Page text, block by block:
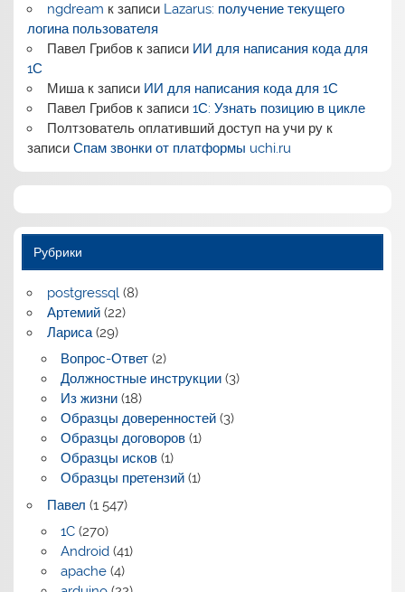
ngdream к записи Lazarus: получение текущего
логина пользователя
Павел Грибовк записи ИИ для написания кода для
1С
Мишак записи ИИ для написания кода для 1С
Павел Грибовк записи 1С: Узнать позицию в цикле
Полтзователь оплативший доступ на учи рук
записиСпам звонки от платформы uchi.ru
Рубрики
postgressql(8)
Артемий(22)
Лариса(29)
Вопрос-Ответ(2)
Должностные инструкции(3)
Из жизни(18)
Образцы доверенностей(3)
Образцы договоров(1)
Образцы исков(1)
Образцы претензий(1)
Павел (1 547)
1C(270)
Android(41)
apache(4)